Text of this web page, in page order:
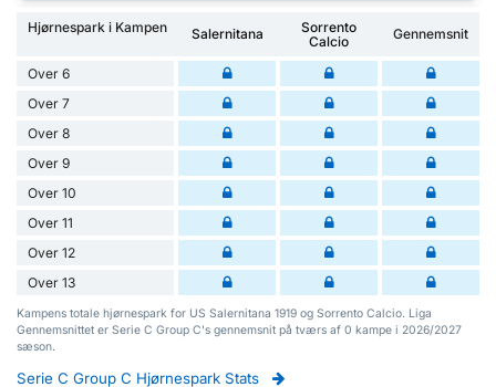
Hjørnespark i Kampen Salernitana
Sorrento
Calcio
Gennemsnit
Over 6
Over 7
Over 8
Over 9
Over 10
Over 11
Over 12
Over 13
Kampens totale hjørnespark for US Salernitana 1919 og Sorrento Calcio. Liga
Gennemsnittet er Serie C Group C's gennemsnit på tværs af 0 kampe i 2026/2027
sæson.
Serie C Group C Hjørnespark Stats